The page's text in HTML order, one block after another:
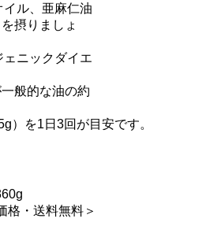
ル、亜麻仁油
摂りましょ
ェニックダイエ
一般的な油の約
）を1日3回が目安です。
格・送料無料＞